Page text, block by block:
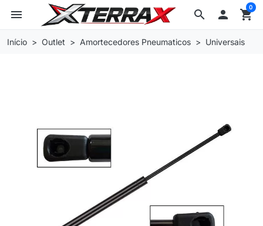
search
menu  shopping_cart
0
Início Outlet Amortecedores Pneumaticos Universais